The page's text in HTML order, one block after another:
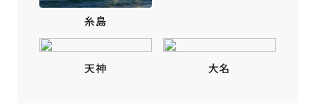
糸島
天神 大名